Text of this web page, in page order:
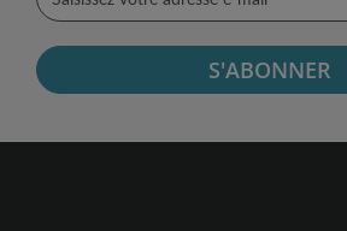
S'ABONNER